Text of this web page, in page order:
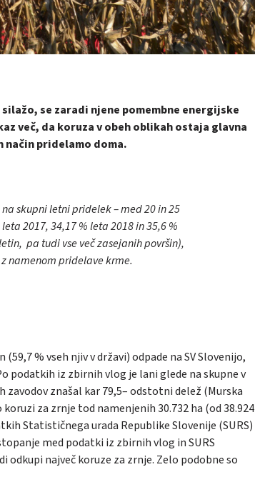
se zaradi njene pomembne energijske
več, da koruza v obeh oblikah ostaja glavna
način pridelamo doma.
skupni letni pridelek – med 20 in 25
2017, 34,17 % leta 2018 in 35,6 %
pa tudi vse več zasejanih površin),
namenom pridelave krme.
% vseh njiv v državi) odpade na SV Slovenijo,
podatkih iz zbirnih vlog je lani glede na skupne v
znašal kar 79,5– odstotni delež (Murska
za zrnje tod namenjenih 30.732 ha (od 38.924
Statističnega urada Republike Slovenije (SURS)
med podatki iz zbirnih vlog in SURS
največ koruze za zrnje. Zelo podobne so